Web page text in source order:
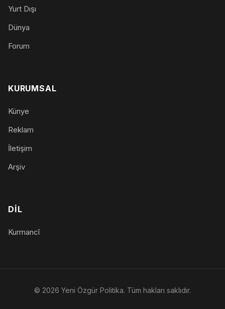
Yurt Dışı
Dünya
Forum
KURUMSAL
Künye
Reklam
İletişim
Arşiv
DIL
Kurmancî
© 2026 Yeni Özgür Politika. Tüm hakları saklıdır.